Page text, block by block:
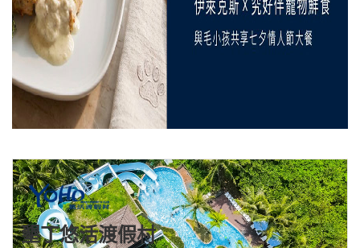
墾丁悠活渡假村